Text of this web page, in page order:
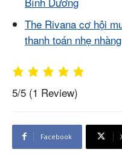
The Rivana cơ hội
thanh toán nhẹ nhàng
5/5 (1 Review)
Facebook